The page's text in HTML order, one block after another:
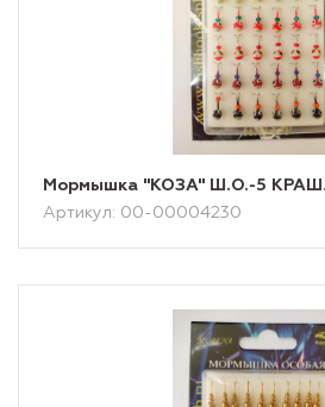
Мормышка "КОЗА" Ш.О.-5 КРАШ.
Артикул: 00-00004230